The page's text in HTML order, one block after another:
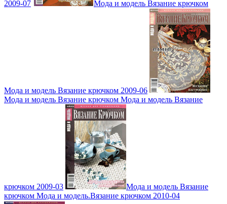
2009-07 Мода и модель Вязание крючком
Мода и модель Вязание крючком 2009-06
Мода и модель Вязание крючком Мода и модель Вязание
крючком 2009-03
Мода и модель Вязание
крючком Мода и модель.Вязание крючком 2010-04